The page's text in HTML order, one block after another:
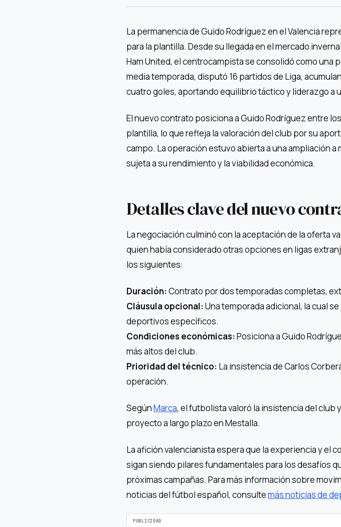
La permanencia de Guido Rodríguez en el Valencia
para la plantilla. Desde su llegada en el mercado
Ham United, el centrocampista se consolidó como una
media temporada, disputó 16 partidos de Liga,
cuatro goles, aportando equilibrio táctico y liderazgo a
El nuevo contrato posiciona a Guido Rodríguez entre
plantilla, lo que refleja la valoración del club por su
campo. La operación estuvo abierta a una ampliación a
sujeta a su rendimiento y la viabilidad económica.
Detalles clave del nuevo
La negociación culminó con la aceptación de la oferta
quien había considerado otras opciones en ligas
los siguientes:
Duración:Contrato por dos temporadas completas,
Cláusula opcional:Una temporada adicional, la cual
deportivos específicos.
Condiciones económicas:Posiciona a Guido
más altos del club.
Prioridad del técnico: La insistencia de Carlos
operación.
SegúnMarca, el futbolista valoró la insistencia del club
proyecto a largo plazo en Mestalla.
La afición valencianista espera que la experiencia y el
sigan siendo pilares fundamentales para los desafíos
próximas campañas. Para más información sobre
noticias del fútbol español, consultemás noticias de